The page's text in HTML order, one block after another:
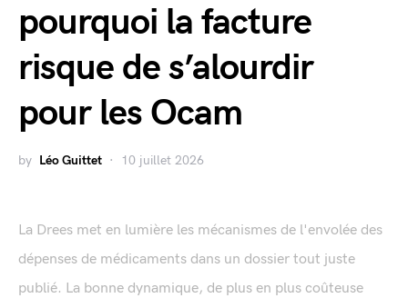
pourquoi la facture
risque de s’alourdir
pour les Ocam
by Léo Guittet 10 juillet 2026
La Drees met en lumière les mécanismes de l'envolée des
dépenses de médicaments dans un dossier tout juste
publié. La bonne dynamique, de plus en plus coûteuse